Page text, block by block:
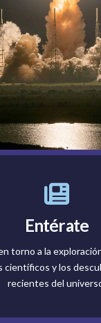
Entérate
torno a la
científicos y los
recientes del
de la misión
dentro de rocas
Saber más...